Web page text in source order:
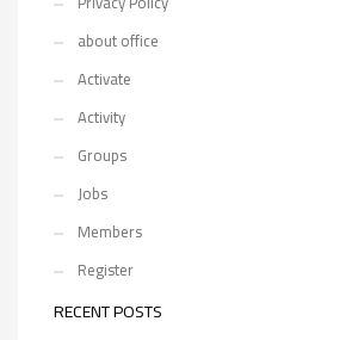
about office
Activate
Activity
Groups
Jobs
Members
Register
RECENT POSTS